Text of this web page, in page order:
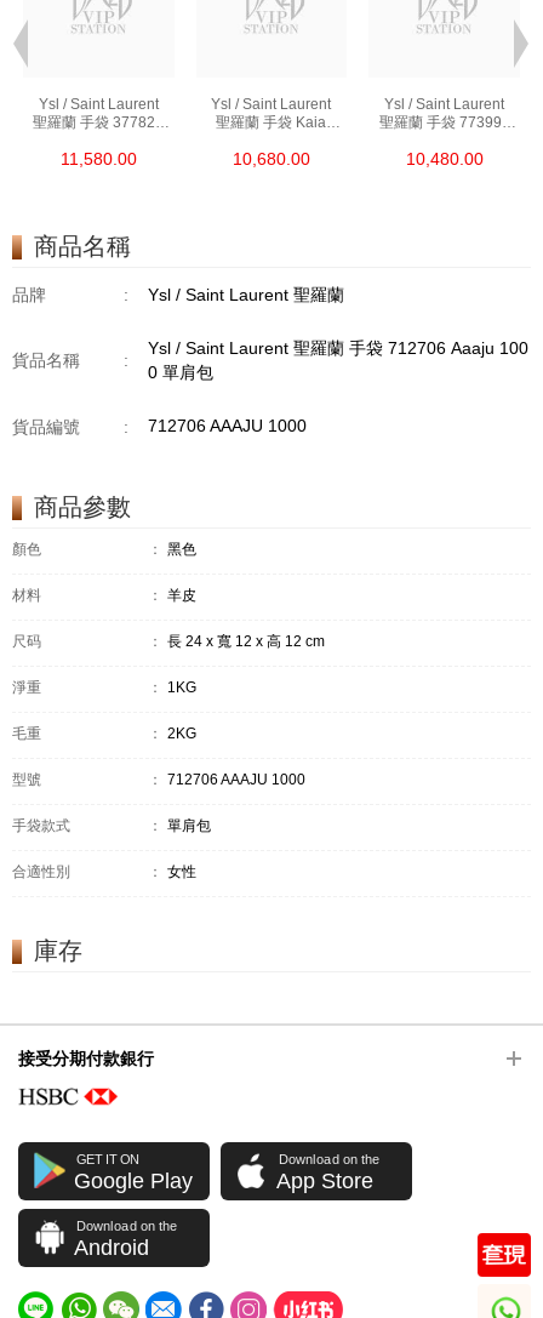
Ysl / Saint Laurent
聖羅蘭 手袋 377828
斜挎包
11,580.00
Ysl / Saint Laurent
聖羅蘭 手袋 Kaia
單肩包/斜挎包
10,680.00
Ysl / Saint Laurent
聖羅蘭 手袋 773995
斜挎包/手提包
10,480.00
商品名稱
品牌 : Ysl / Saint Laurent 聖羅蘭
貨品名稱 :
Ysl / Saint Laurent 聖羅蘭 手袋 712706 Aaaju 100
0 單肩包
貨品編號 : 712706 AAAJU 1000
商品參數
顏色 ： 黑色
材料 ： 羊皮
尺码 ： 長 24 x 寬 12 x 高 12 cm
淨重 ： 1KG
毛重 ： 2KG
型號 ： 712706 AAAJU 1000
手袋款式 ： 單肩包
合適性別 ： 女性
庫存
接受分期付款銀行
GET IT ON
Google Play
Download on the
App Store
Download on the
Android